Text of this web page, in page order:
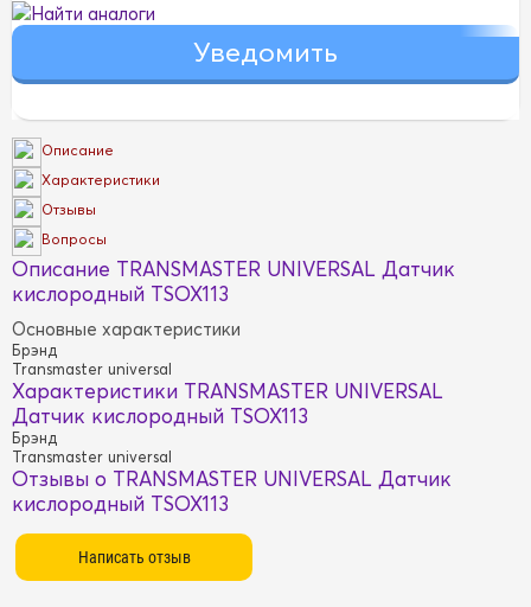
Найти аналоги
Описание
Характеристики
Отзывы
Вопросы
Описание TRANSMASTER UNIVERSAL Датчик
кислородный TSOX113
Основные характеристики
Брэнд
Transmaster universal
Характеристики TRANSMASTER UNIVERSAL
Датчик кислородный TSOX113
Брэнд
Transmaster universal
Отзывы о TRANSMASTER UNIVERSAL Датчик
кислородный TSOX113